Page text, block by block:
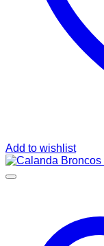
Add to wishlist